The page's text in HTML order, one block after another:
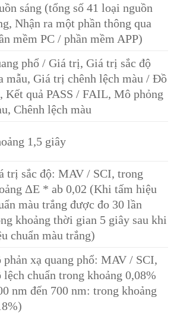
sáng (tổng số 41 loại nguồn
Nhận ra một phần thông qua
mềm PC / phần mềm APP)
phổ / Giá trị, Giá trị sắc độ
mẫu, Giá trị chênh lệch màu / Đồ
Kết quả PASS / FAIL, Mô phỏng
Chênh lệch màu
1,5 giây
trị sắc độ: MAV / SCI, trong
ΔE * ab 0,02 (Khi tấm hiệu
màu trắng được đo 30 lần
khoảng thời gian 5 giây sau khi
chuẩn màu trắng)
xạ quang phổ: MAV / SCI,
chuẩn trong khoảng 0,08%
nm đến 700 nm: trong khoảng